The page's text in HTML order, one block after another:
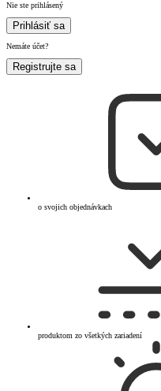
Nie ste prihlásený
Prihlásiť sa
Nemáte účet?
Registrujte sa
o svojich objednávkach
produktom zo všetkých zariadení